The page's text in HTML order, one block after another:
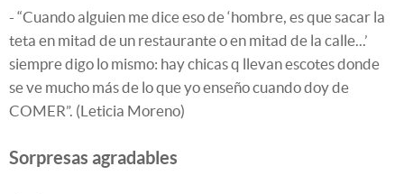
- “Cuando alguien me dice eso de ‘hombre, es que sacar la
teta en mitad de un restaurante o en mitad de la calle...’
siempre digo lo mismo: hay chicas q llevan escotes donde
se ve mucho más de lo que yo enseño cuando doy de
COMER”. (Leticia Moreno)
Sorpresas agradables